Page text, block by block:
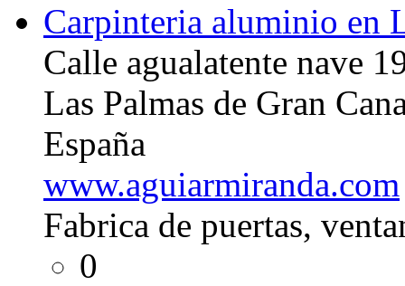
Carpinteria aluminio en
Calle agualatente nave
Las Palmas de Gran
España
www.aguiarmiranda.com
Fabrica de puertas,
0